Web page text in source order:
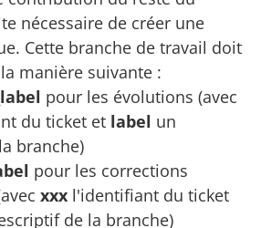
nécessaire de créer une
Cette branche de travail doit
manière suivante :
pour les évolutions (avec
du ticket et label un
branche)
pour les corrections
xxx l'identifiant du ticket
de la branche)